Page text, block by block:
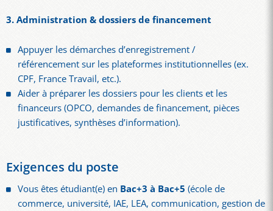
3. Administration & dossiers de financement
Appuyer les démarches d’enregistrement /
référencement sur les plateformes institutionnelles (ex.
CPF, France Travail, etc.).
Aider à préparer les dossiers pour les clients et les
financeurs (OPCO, demandes de financement, pièces
justificatives, synthèses d’information).
Exigences du poste
Vous êtes étudiant(e) en Bac+3 à Bac+5 (école de
commerce, université, IAE, LEA, communication, gestion de